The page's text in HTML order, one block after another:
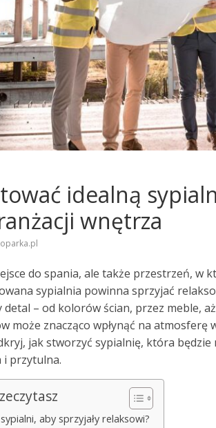
idealną
wnętrza
do spania, ale także przestrzeń, w
sypialnia powinna sprzyjać
detal – od kolorów ścian, przez meble,
może znacząco wpłynąć na atmosferę
jak stworzyć sypialnię, która
i przytulna.
aby sprzyjały relaksowi?